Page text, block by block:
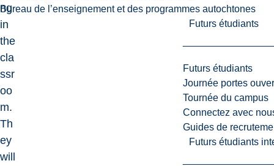
Bureau de l’enseignement et des programmes autochtones
Futurs étudiants
Futurs étudiants
Journée portes
Tournée du campus
Connectez avec
Guides de
Futurs étudiants
ng
in
the
cla
ssr
oo
m.
Th
ey
will